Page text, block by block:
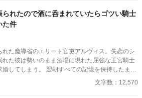
のに溺愛まっしぐらのオーディスと元気だけどお
なセシルのドタバタラブコメです。
られたので酒に呑まれていたらゴツい騎士
た件
れた魔導省のエリート官吏アルヴィス。失恋のシ
れた彼は勢いのまま酒場に現れた屈強な王宮騎士
朝すべての記憶を保持したまま
ィスだったが当のガラティスはなぜか本気だっ
文字数：12,570